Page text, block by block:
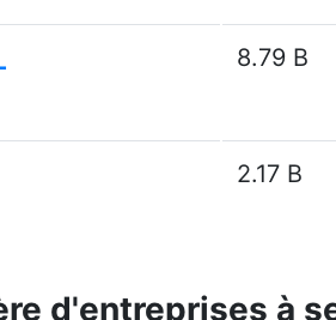
8.79 B
2.17 B
d'entreprises à